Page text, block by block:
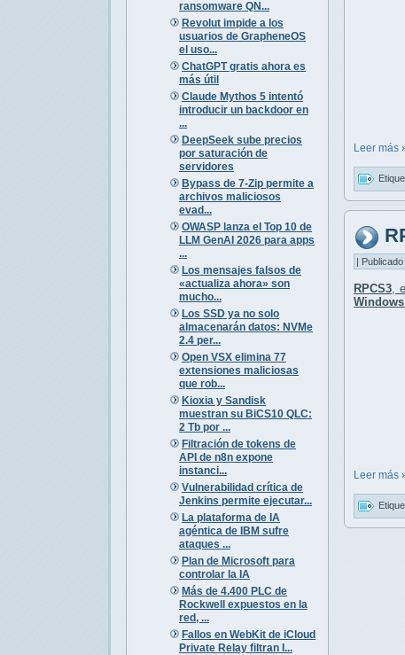
ransomware QN...
Revolut impide a los
usuarios de GrapheneOS
el uso...
ChatGPT gratis ahora es
más útil
Claude Mythos 5 intentó
introducir un backdoor en
...
DeepSeek sube precios
por saturación de
servidores
Bypass de 7-Zip permite a
archivos maliciosos
evad...
OWASP lanza el Top 10 de
LLM GenAI 2026 para apps
...
Los mensajes falsos de
«actualiza ahora» son
mucho...
Los SSD ya no solo
almacenarán datos: NVMe
2.4 per...
Open VSX elimina 77
extensiones maliciosas
que rob...
Kioxia y Sandisk
muestran su BiCS10 QLC:
2 Tb por ...
Filtración de tokens de
API de n8n expone
instanci...
Vulnerabilidad crítica de
Jenkins permite ejecutar...
La plataforma de IA
agéntica de IBM sufre
ataques ...
Plan de Microsoft para
controlar la IA
Más de 4.400 PLC de
Rockwell expuestos en la
red, ...
Fallos en WebKit de iCloud
Private Relay filtran I...
Leer más
|
RPCS3 ,
Windows
Leer más